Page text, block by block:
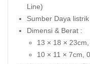
Line)
Sumber Daya
Dimensi & Berat :
13 × 18 ×
10 × 11 × 7cm,